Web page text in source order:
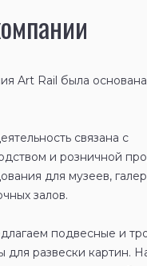
время мы с вами
Art Rail была
связана с
и розничной
для музеев,
залов.
подвесные и
для развески картин.